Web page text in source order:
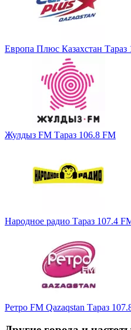
Европа Плюс Казахстан Тараз
Жулдыз FM Тараз 106.8 FM
Народное радио Тараз 107.4
Ретро FM Qazaqstan Тараз